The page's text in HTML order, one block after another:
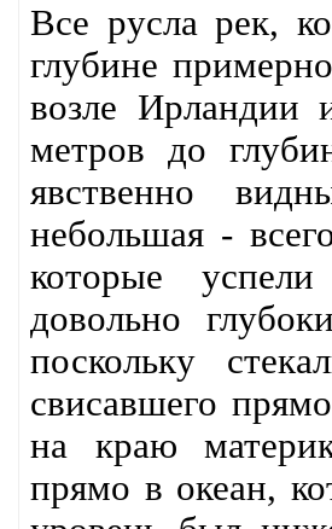
Все русла рек,
глубине
возле Ирландии
метров до
явственно
небольшая -
которые
довольно
поскольку
свисавшего
на краю
прямо в океан,